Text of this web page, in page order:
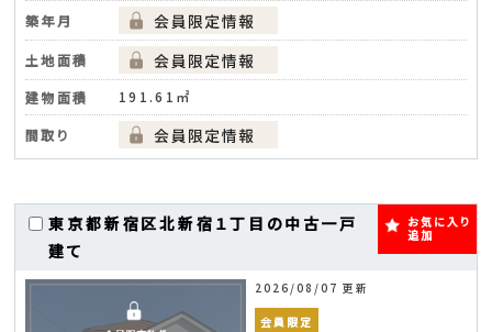
築年月
土地面積
建物面積
191.61㎡
間取り
東京都新宿区北新宿１丁目の中古一戸
建て
お気に入り
追加
2026/08/07 更新
会員限定